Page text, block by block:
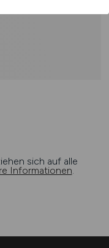
sich auf alle
Informationen